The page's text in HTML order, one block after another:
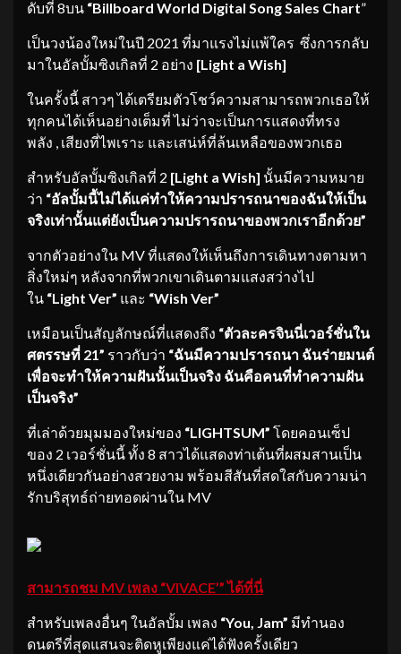
ดับที่ 8บน “Billboard World Digital Song Sales Chart”
เป็นวงน้องใหม่ในปี 2021 ที่มาแรงไม่แพ้ใคร ซึ่งการกลับ
มาในอัลบั้มซิงเกิลที่ 2 อย่าง [Light a Wish]
ในครั้งนี้ สาวๆ ได้เตรียมตัวโชว์ความสามารถพวกเธอให้
ทุกคนได้เห็นอย่างเต็มที่ ไม่ว่าจะเป็นการแสดงที่ทรง
พลัง , เสียงที่ไพเราะ และเสน่ห์ที่ล้นเหลือของพวกเธอ
สำหรับอัลบั้มซิงเกิลที่ 2 [Light a Wish] นั้นมีความหมาย
ว่า “อัลบั้มนี้ไม่ได้แค่ทำให้ความปรารถนาของฉันให้เป็น
จริงเท่านั้นแต่ยังเป็นความปรารถนาของพวกเราอีกด้วย”
จากตัวอย่างใน MV ที่แสดงให้เห็นถึงการเดินทางตามหา
สิ่งใหม่ๆ หลังจากที่พวกเขาเดินตามแสงสว่างไป
ใน “Light Ver” และ “Wish Ver”
เหมือนเป็นสัญลักษณ์ที่แสดงถึง “ตัวละครจินนี่เวอร์ชั่นใน
ศตรรษที่ 21” ราวกับว่า “ฉันมีความปรารถนา ฉันร่ายมนต์
เพื่อจะทำให้ความฝันนั้นเป็นจริง ฉันคือคนที่ทำความฝัน
เป็นจริง”
ที่เล่าด้วยมุมมองใหม่ของ “LIGHTSUM” โดยคอนเซ็ป
ของ 2 เวอร์ชั่นนี้ ทั้ง 8 สาวได้แสดงท่าเต้นที่ผสมสานเป็น
หนึ่งเดียวกันอย่างสวยงาม พร้อมสีสันที่สดใสกับความน่า
รักบริสุทธ์ถ่ายทอดผ่านใน MV
สามารถชม MV เพลง “VIVACE’” ได้ที่นี่
สำหรับเพลงอื่นๆ ในอัลบั้ม เพลง “You, Jam” มีทำนอง
ดนตรีที่สุดแสนจะติดหูเพียงแค่ได้ฟังครั้งเดียว